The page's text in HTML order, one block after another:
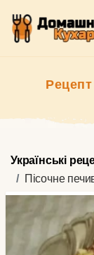
Українські
Пісочне